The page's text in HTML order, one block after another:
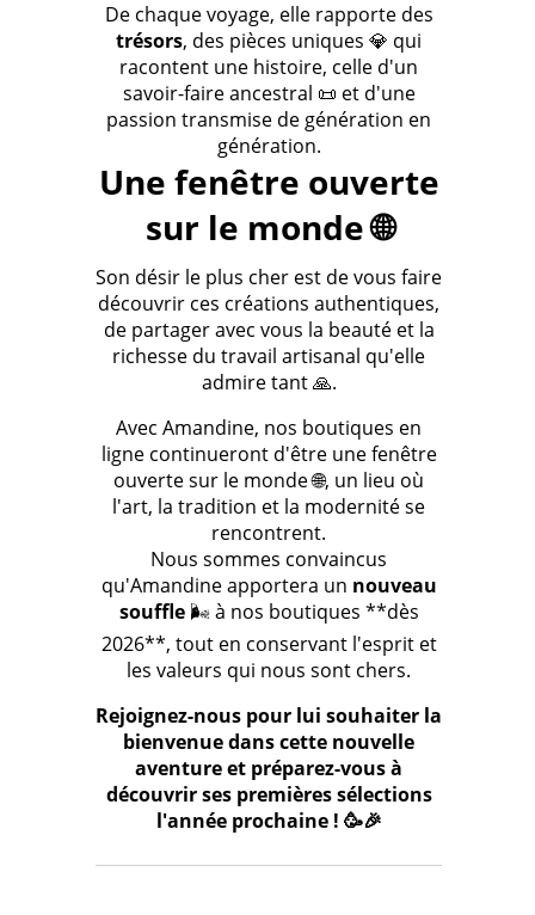
De chaque voyage, elle rapporte des
trésors, des pièces uniques 💎 qui
racontent une histoire, celle d'un
savoir-faire ancestral 📜 et d'une
passion transmise de génération en
génération.
Une fenêtre ouverte
sur le monde 🌐
Son désir le plus cher est de vous faire
découvrir ces créations authentiques,
de partager avec vous la beauté et la
richesse du travail artisanal qu'elle
admire tant 🙏.
Avec Amandine, nos boutiques en
ligne continueront d'être une fenêtre
ouverte sur le monde 🌐, un lieu où
l'art, la tradition et la modernité se
rencontrent.
Nous sommes convaincus
qu'Amandine apportera un nouveau
souffle🌬️ à nos boutiques **dès
2026**, tout en conservant l'esprit et
les valeurs qui nous sont chers.
Rejoignez-nous pour lui souhaiter la
bienvenue dans cette nouvelle
aventure et préparez-vous à
découvrir ses premières sélections
l'année prochaine ! 🥳🎉